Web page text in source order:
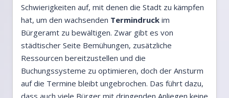
Schwierigkeiten auf, mit denen die Stadt zu kämpfen
hat, um den wachsenden Termindruck im
Bürgeramt zu bewältigen. Zwar gibt es von
städtischer Seite Bemühungen, zusätzliche
Ressourcen bereitzustellen und die
Buchungssysteme zu optimieren, doch der Ansturm
auf die Termine bleibt ungebrochen. Das führt dazu,
dass auch viele Bürger mit dringenden Anliegen keine